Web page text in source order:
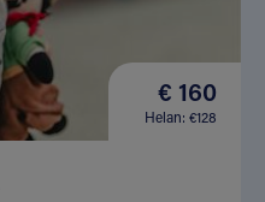
€ 160
Helan: €128